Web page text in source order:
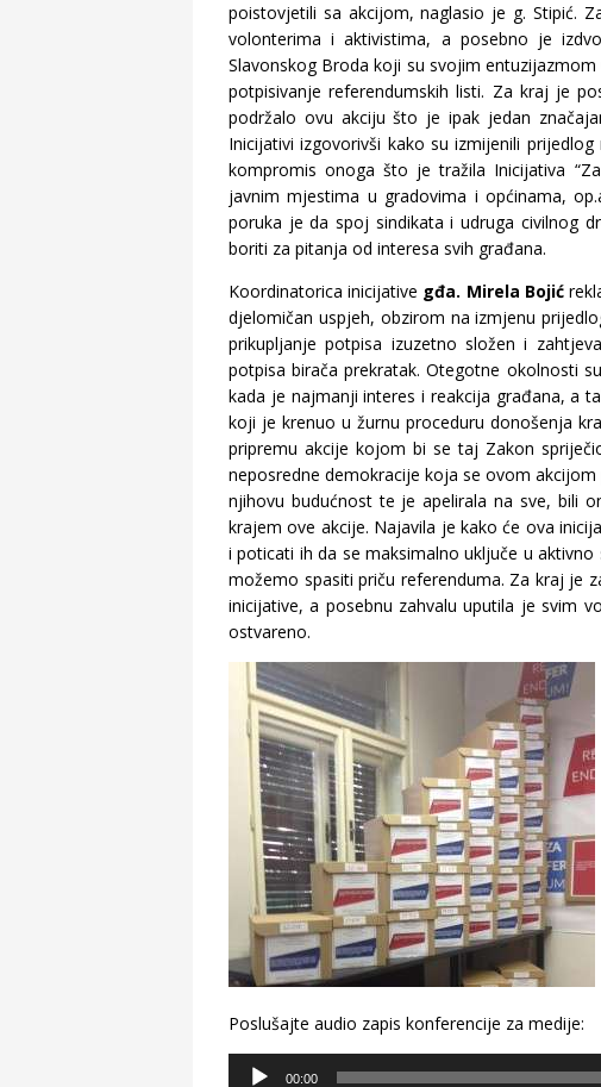
poistovjetili sa akcijom, naglasio je g. Stipić.
volonterima i aktivistima, a posebno je
Slavonskog Broda koji su svojim
potpisivanje referendumskih listi. Za kraj je
podržalo ovu akciju što je ipak jedan
Inicijativi izgovorivši kako su izmijenili
kompromis onoga što je tražila Inicijativa
javnim mjestima u gradovima i općinama,
poruka je da spoj sindikata i udruga civilnog
boriti za pitanja od interesa svih građana.
Koordinatorica inicijative gđa. Mirela Bojić
djelomičan uspjeh, obzirom na izmjenu
prikupljanje potpisa izuzetno složen i
potpisa birača prekratak. Otegotne okolnosti
kada je najmanji interes i reakcija građana, a
koji je krenuo u žurnu proceduru donošenja
pripremu akcije kojom bi se taj Zakon
neposredne demokracije koja se ovom
njihovu budućnost te je apelirala na sve, bili
krajem ove akcije. Najavila je kako će ova
i poticati ih da se maksimalno uključe u
možemo spasiti priču referenduma. Za kraj je
inicijative, a posebnu zahvalu uputila je svim
ostvareno.
Poslušajte audio zapis konferencije za medije:
Audio
00:00